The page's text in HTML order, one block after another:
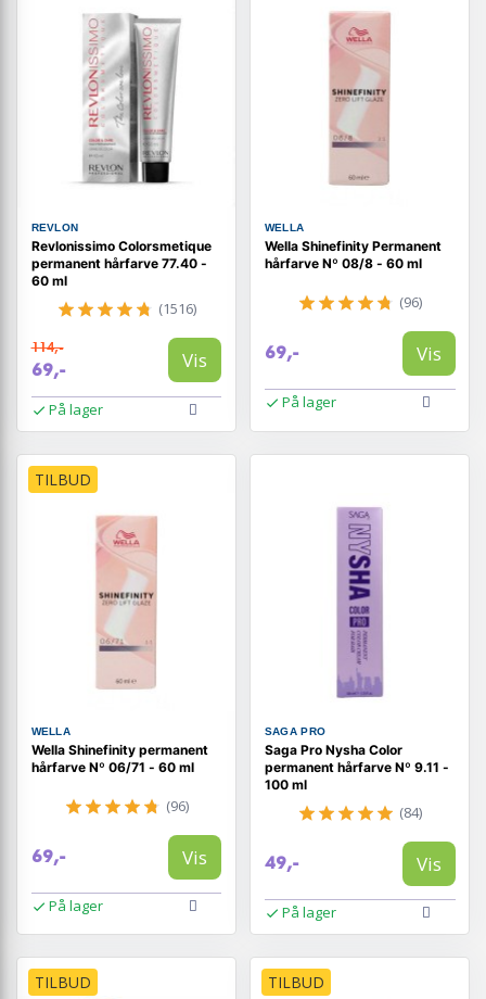
REVLON
Revlonissimo Colorsmetique
permanent hårfarve 77.40 -
60 ml
(1516)
114,-
69,- Vis
På lager
WELLA
Wella Shinefinity Permanent
hårfarve Nº 08/8 - 60 ml
(96)
69,- Vis
På lager
TILBUD
WELLA
Wella Shinefinity permanent
hårfarve Nº 06/71 - 60 ml
(96)
69,- Vis
På lager
SAGA PRO
Saga Pro Nysha Color
permanent hårfarve Nº 9.11 -
100 ml
(84)
49,- Vis
På lager
TILBUD TILBUD